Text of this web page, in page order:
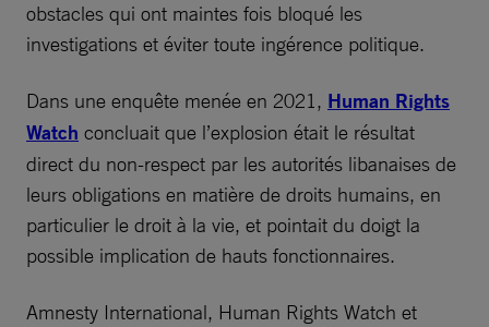
obstacles qui ont maintes fois bloqué les
investigations et éviter toute ingérence politique.
Dans une enquête menée en 2021, Human Rights
Watch concluait que l’explosion était le résultat
direct du non-respect par les autorités libanaises de
leurs obligations en matière de droits humains, en
particulier le droit à la vie, et pointait du doigt la
possible implication de hauts fonctionnaires.
Amnesty International, Human Rights Watch et